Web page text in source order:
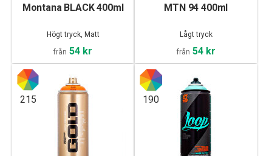
Montana BLACK 400ml
Högt tryck, Matt
från 54 kr
MTN 94 400ml
Lågt tryck
från 54 kr
215 190